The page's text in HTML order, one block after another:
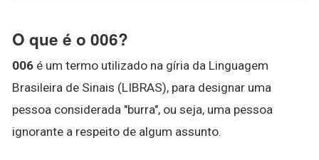
O que é o 006?
006 é um termo utilizado na gíria da Linguagem
Brasileira de Sinais (LIBRAS), para designar uma
pessoa considerada "burra", ou seja, uma pessoa
ignorante a respeito de algum assunto.